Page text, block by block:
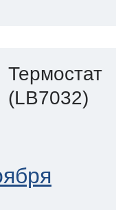
Термостат
(LB7032)